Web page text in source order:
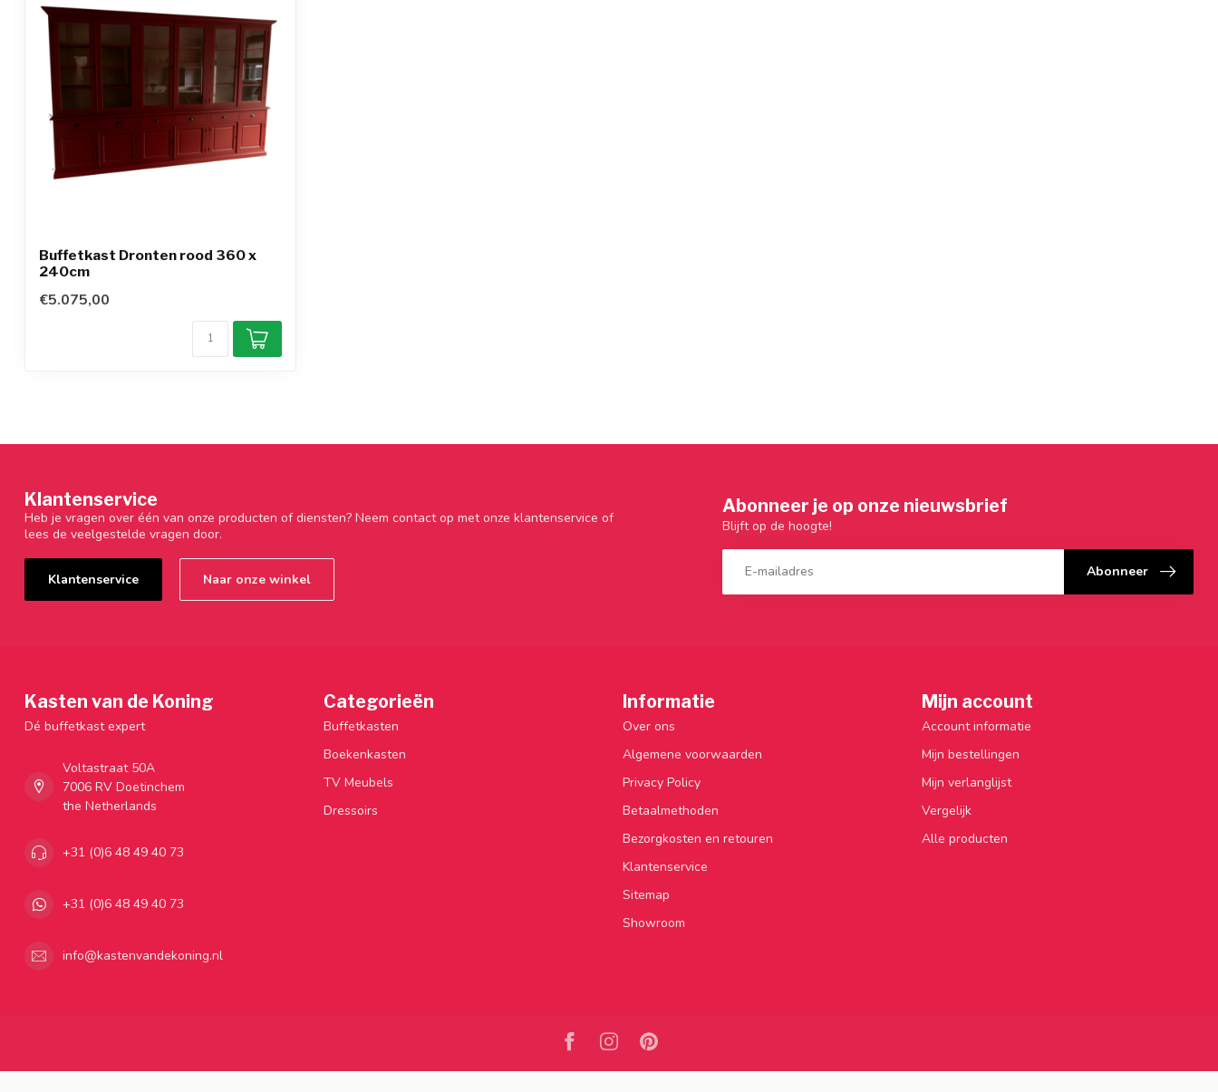
Buffetkast Dronten rood 360 x
240cm
€5.075,00
Klantenservice
Heb je vragen over één van onze producten of diensten? Neem contact op met onze klantenservice of
lees de veelgestelde vragen door.
Klantenservice Naar onze winkel
Abonneer je op onze nieuwsbrief
Blijft op de hoogte!
Abonneer
Kasten van de Koning
Dé buffetkast expert
Voltastraat 50A
7006 RV Doetinchem
the Netherlands
+31 (0)6 48 49 40 73
+31 (0)6 48 49 40 73
info@kastenvandekoning.nl
Categorieën
Buffetkasten
Boekenkasten
TV Meubels
Dressoirs
Informatie
Over ons
Algemene voorwaarden
Privacy Policy
Betaalmethoden
Bezorgkosten en retouren
Klantenservice
Sitemap
Showroom
Mijn account
Account informatie
Mijn bestellingen
Mijn verlanglijst
Vergelijk
Alle producten